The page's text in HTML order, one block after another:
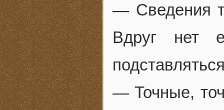
— Сведения
Вдруг нет
— Точные,